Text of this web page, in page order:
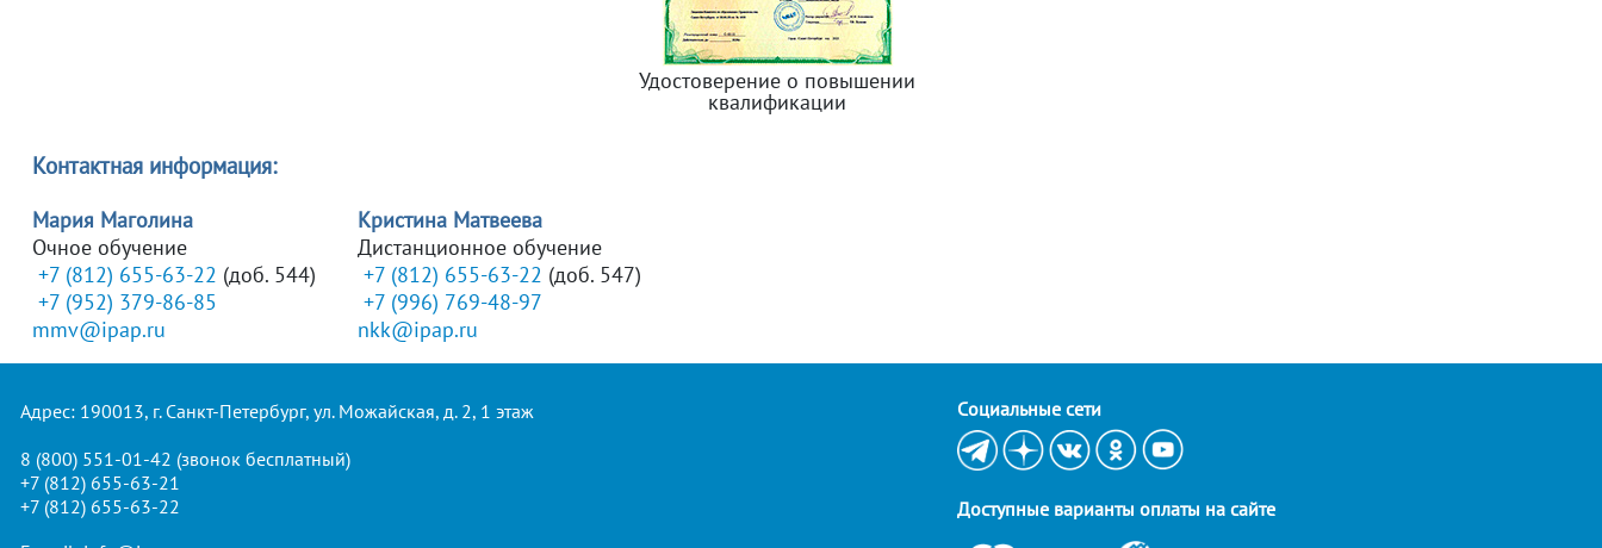
Удостоверение о повышении
квалификации
Контактная информация:
Мария Маголина
Очное обучение
+7 (812) 655-63-22 (доб. 544)
+7 (952) 379-86-85
mmv@ipap.ru
Кристина Матвеева
Дистанционное обучение
+7 (812) 655-63-22 (доб. 547)
+7 (996) 769-48-97
nkk@ipap.ru
Адрес: 190013, г. Санкт-Петербург, ул. Можайская, д. 2, 1 этаж
8 (800) 551-01-42 (звонок бесплатный)
+7 (812) 655-63-21
+7 (812) 655-63-22
Cоциальные сети
Доступные варианты оплаты на сайте